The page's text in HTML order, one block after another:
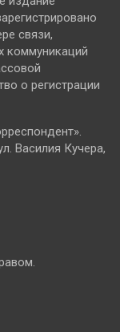
связи,
коммуникаций
о регистрации
Василия Кучера,